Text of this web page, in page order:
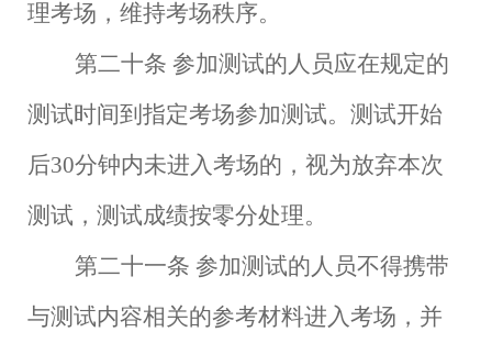
理考场，维持考场秩序。
第二十条 参加测试的人员应在规定的
测试时间到指定考场参加测试。测试开始
后30分钟内未进入考场的，视为放弃本次
测试，测试成绩按零分处理。
第二十一条 参加测试的人员不得携带
与测试内容相关的参考材料进入考场，并